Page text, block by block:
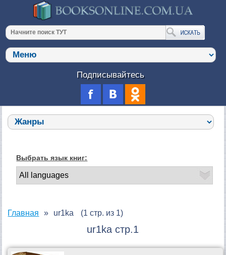
Подписывайтесь
Выбрать язык книг:
Главная ur1ka (1 стр. из 1)
ur1ka стр.1